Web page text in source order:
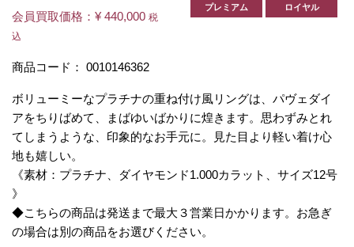
会員買取価格： ¥ 440,000 税
込
商品コード： 0010146362
プレミアム ロイヤル
ボリューミーなプラチナの重ね付け風リングは、パヴェダイ
アをちりばめて、まばゆいばかりに煌きます。思わずみとれ
てしまうような、印象的なお手元に。見た目より軽い着け心
地も嬉しい。
《素材：プラチナ、ダイヤモンド1.000カラット、サイズ12号
》
◆こちらの商品は発送まで最大３営業日かかります。お急ぎ
の場合は別の商品をお選びください。